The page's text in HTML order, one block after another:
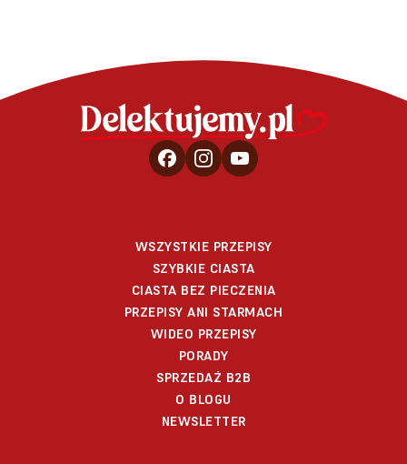
WSZYSTKIE PRZEPISY
SZYBKIE CIASTA
CIASTA BEZ PIECZENIA
PRZEPISY ANI STARMACH
WIDEO PRZEPISY
PORADY
SPRZEDAŻ B2B
O BLOGU
NEWSLETTER